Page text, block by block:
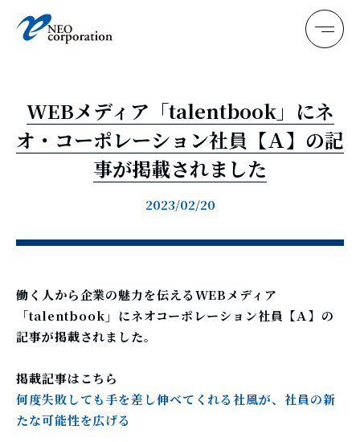
Message メッセージ
Business ネオ・仕事
ネオ・環境
Company ネオ・会社
Story ネオ・社員
JobList
WEBメディア「talentbook」にネ
オ・コーポレーション社員【Ａ】の記
事が掲載されました
2023/02/20
働く人から企業の魅力を伝えるWEBメディア
「talentbook」にネオコーポレーション社員【Ａ】の
記事が掲載されました。
掲載記事はこちら
何度失敗しても手を差し伸べてくれる社風が、社員の新
たな可能性を広げる